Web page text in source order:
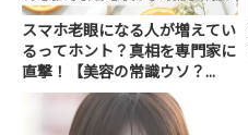
スマホ老眼になる人が増えてい
るってホント？真相を専門家に
直撃！【美容の常識ウソ？...